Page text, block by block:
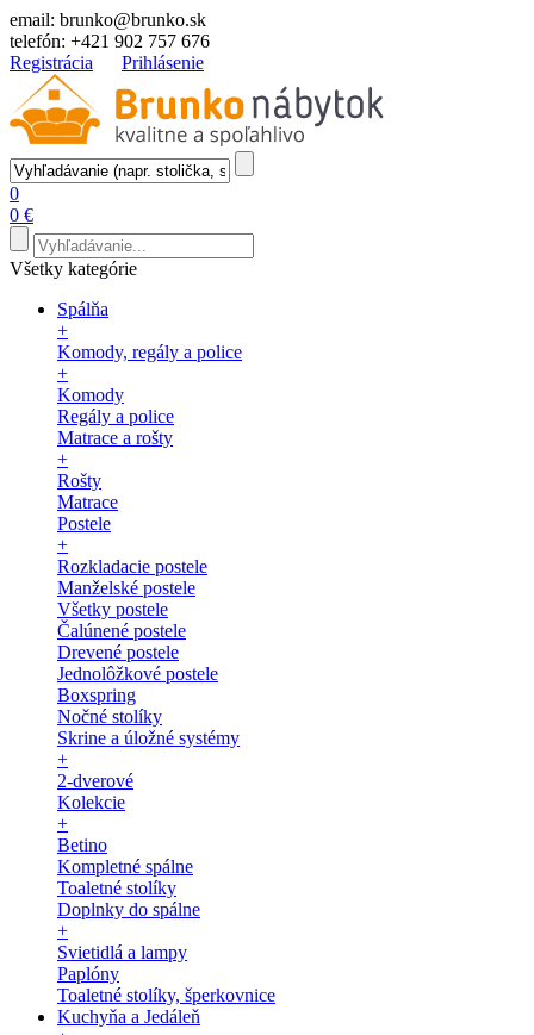
email: brunko@brunko.sk
telefón: +421 902 757 676
Registrácia
Prihlásenie
0
0 €
Všetky kategórie
Spálňa
+
Komody, regály a police
+
Komody
Regály a police
Matrace a rošty
+
Rošty
Matrace
Postele
+
Rozkladacie postele
Manželské postele
Všetky postele
Čalúnené postele
Drevené postele
Jednolôžkové postele
Boxspring
Nočné stolíky
Skrine a úložné systémy
+
2-dverové
Kolekcie
+
Betino
Kompletné spálne
Toaletné stolíky
Doplnky do spálne
+
Svietidlá a lampy
Paplóny
Toaletné stolíky, šperkovnice
Kuchyňa a Jedáleň